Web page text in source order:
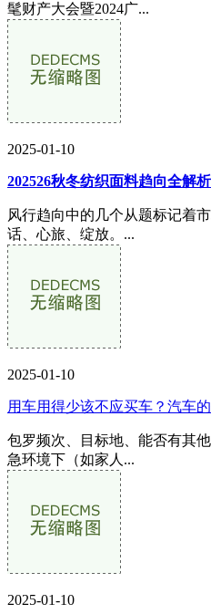
髦财产大会暨2024广...
2025-01-10
202526秋冬纺织面料趋向全解
风行趋向中的几个从题标记着
话、心旅、绽放。...
2025-01-10
用车用得少该不应买车？汽车
包罗频次、目标地、能否有其
急环境下（如家人...
2025-01-10